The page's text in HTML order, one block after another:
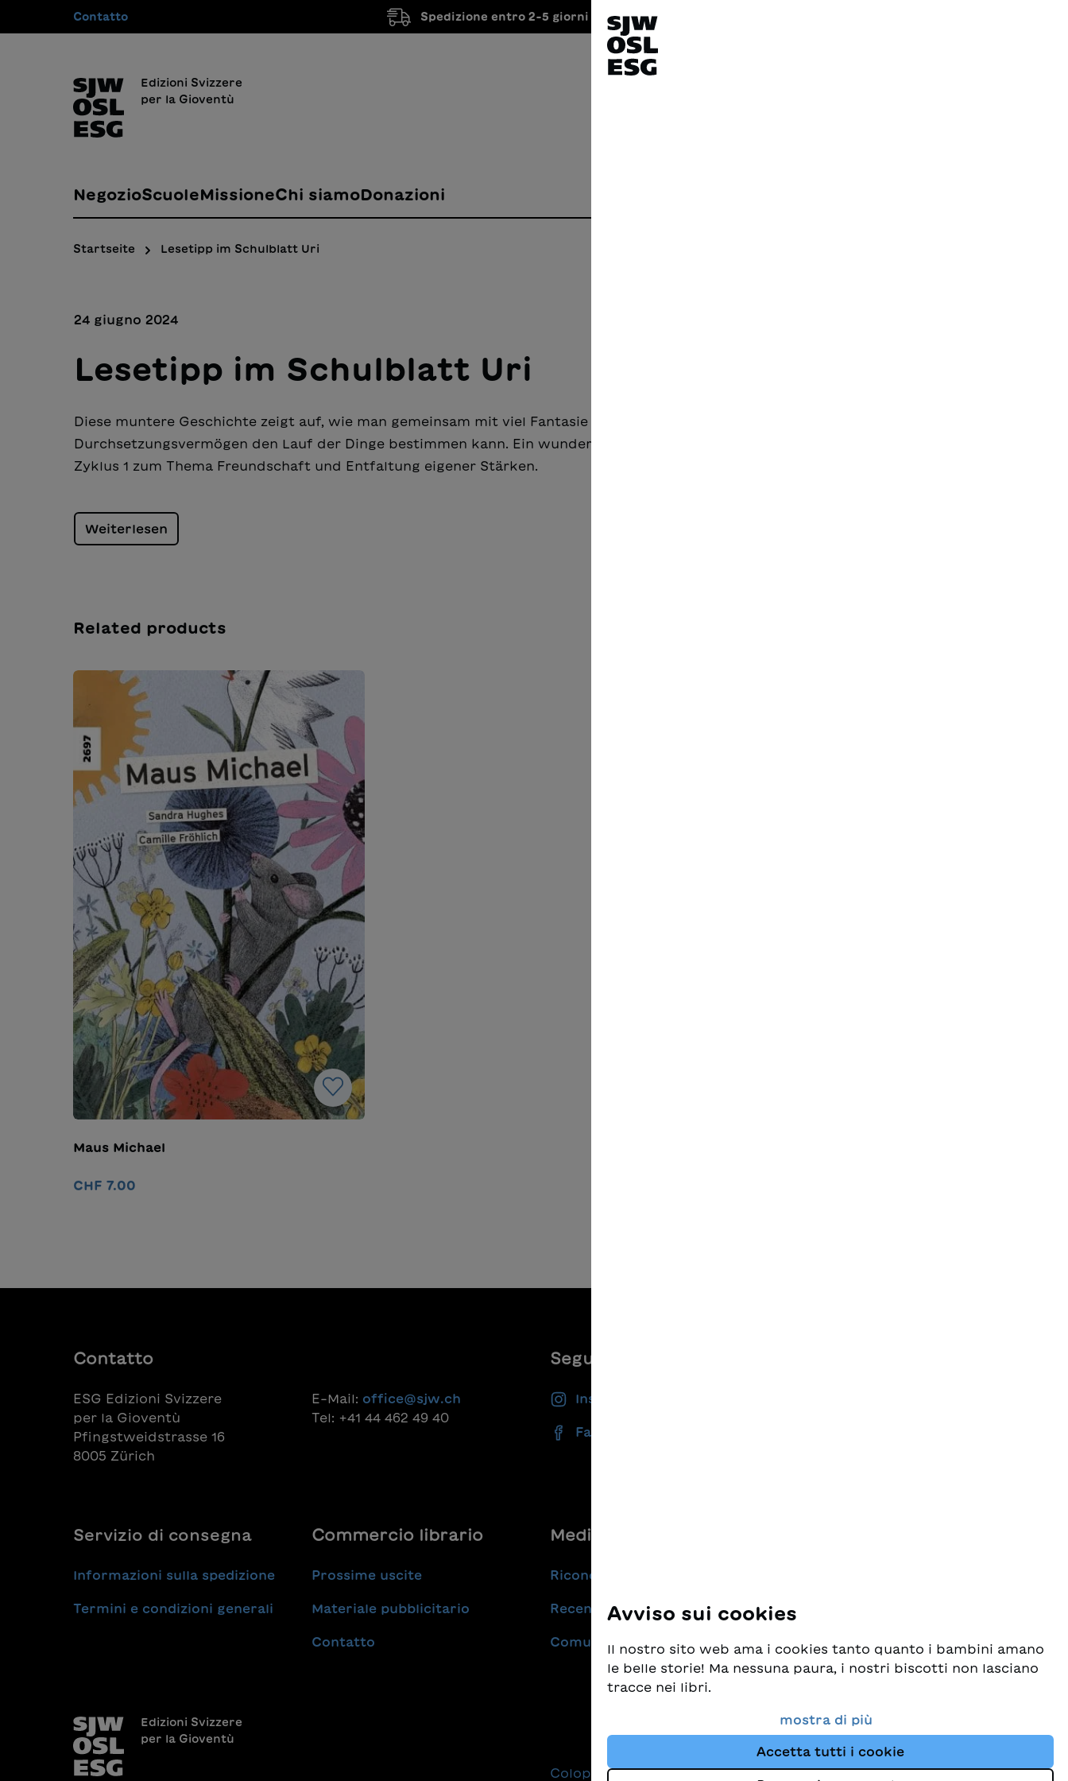
Passa alla navigazione principale
Contatto Spedizione entro 2-5 giorni lavorativi
Edizioni Svizzere
per la Gioventù
NegozioScuoleMissioneChi siamoDonazioni
Startseite Lesetipp im Schulblatt Uri
24 giugno 2024
Lesetipp im Schulblatt Uri
Diese muntere Geschichte zeigt auf, wie man gemeinsam mit viel Fantasie und
Durchsetzungsvermögen den Lauf der Dinge bestimmen kann. Ein wundervoller Text für den
Zyklus 1 zum Thema Freundschaft und Entfaltung eigener Stärken.
Weiterlesen
Salta la galleria dei prodotti
Related products
Maus Michael
CHF 7.00
Contatto
ESG Edizioni Svizzere
per la Gioventù
Pfingstweidstrasse 16
8005 Zürich
E-Mail: office@sjw.ch
Tel: +41 44 462 49 40
Seguiteci
Instagram
Facebook
Servizio di consegna
Informazioni sulla spedizione
Termini e condizioni generali
Commercio librario
Prossime uscite
Materiale pubblicitario
Contatto
Medie
Riconoscimenti
Recensioni
Comunicati stampa
Edizioni Svizzere
per la Gioventù
Colophon Protezione dei dati
Avviso sui cookies
Il nostro sito web ama i cookies tanto quanto i bambini amano
le belle storie! Ma nessuna paura, i nostri biscotti non lasciano
tracce nei libri.
Prendiamo molto seriamente la protezione dei vostri dati e al
tempo stesso desideriamo che possiate sempre trovare da noi
i migliori libri per bambini. Questo sito Web utilizza cookies e
altre tecnologie di tracciamento per migliorare
mostra di più
Accetta tutti i cookie